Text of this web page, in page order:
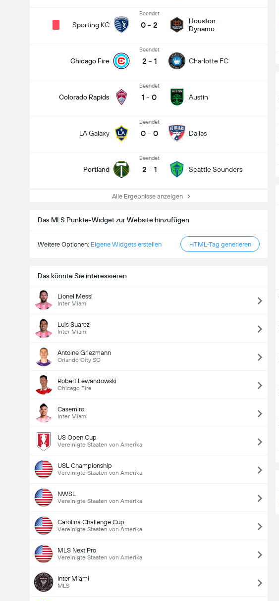
Sporting KC
Beendet
0 - 2
Houston
Dynamo
Chicago Fire
Beendet
2 - 1 Charlotte FC
Colorado Rapids
Beendet
1 - 0 Austin
LA Galaxy
Beendet
0 - 0 Dallas
Portland
Beendet
2 - 1 Seattle Sounders
Alle Ergebnisse anzeigen
Das MLS Punkte-Widget zur Website hinzufügen
Weitere Optionen: Eigene Widgets erstellen HTML-Tag generieren
Das könnte Sie interessieren
Lionel Messi
Inter Miami
Luis Suarez
Inter Miami
Antoine Griezmann
Orlando City SC
Robert Lewandowski
Chicago Fire
Casemiro
Inter Miami
US Open Cup
Vereinigte Staaten von Amerika
USL Championship
Vereinigte Staaten von Amerika
NWSL
Vereinigte Staaten von Amerika
Carolina Challenge Cup
Vereinigte Staaten von Amerika
MLS Next Pro
Vereinigte Staaten von Amerika
Inter Miami
MLS